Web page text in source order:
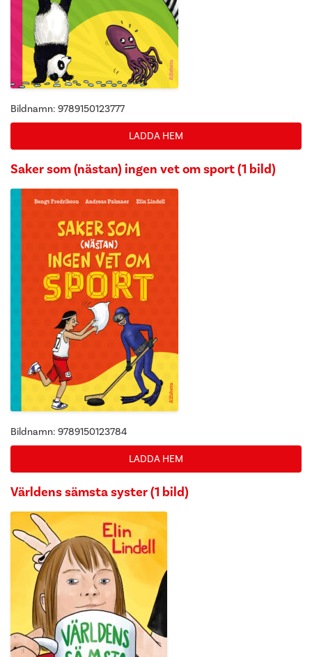
Bildnamn: 9789150123777
LADDA HEM
Saker som (nästan) ingen vet om sport (1 bild)
Bildnamn: 9789150123784
LADDA HEM
Världens sämsta syster (1 bild)